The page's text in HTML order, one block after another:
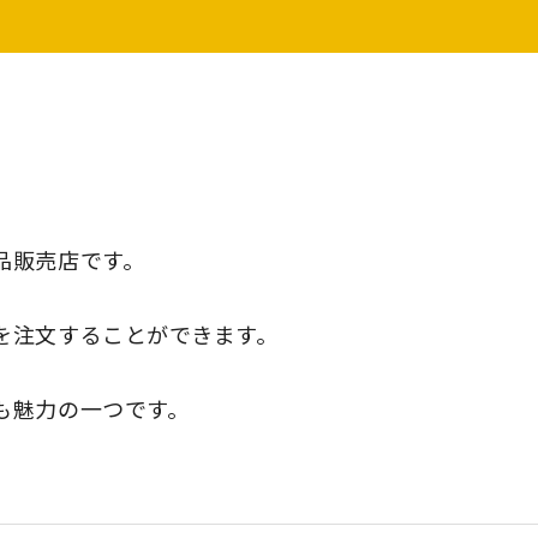
売店です。
文することができます。
魅力の一つです。